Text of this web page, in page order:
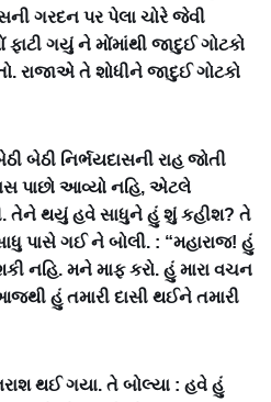
ગરદન પર પેલા ચોરે જેવી
ગયું ને મોંમાંથી જાદુઈ ગોટકો
રાજાએ તે શોધીને જાદુઈ ગોટકો
બેઠી નિર્ભયદાસની રાહ જોતી
પાછો આવ્યો નહિ, એટલે
તેને થયું હવે સાધુને હું શું કહીશ? તે
પાસે ગઈ ને બોલી. : “મહારાજ! હું
નહિ. મને માફ કરો. હું મારા વચન
હું તમારી દાસી થઈને તમારી
થઈ ગયા. તે બોલ્યા : હવે હું